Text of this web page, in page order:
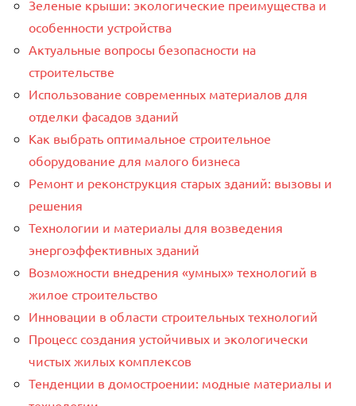
Зеленые крыши: экологические преимущества и
особенности устройства
Актуальные вопросы безопасности на
строительстве
Использование современных материалов для
отделки фасадов зданий
Как выбрать оптимальное строительное
оборудование для малого бизнеса
Ремонт и реконструкция старых зданий: вызовы и
решения
Технологии и материалы для возведения
энергоэффективных зданий
Возможности внедрения «умных» технологий в
жилое строительство
Инновации в области строительных технологий
Процесс создания устойчивых и экологически
чистых жилых комплексов
Тенденции в домостроении: модные материалы и